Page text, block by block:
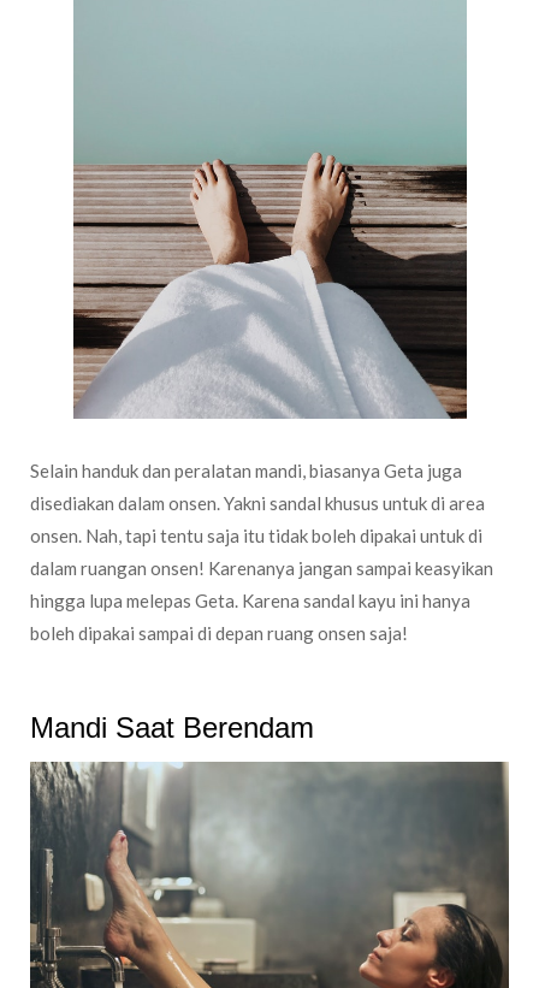
Selain handuk dan peralatan mandi, biasanya Geta juga
disediakan dalam onsen. Yakni sandal khusus untuk di area
onsen. Nah, tapi tentu saja itu tidak boleh dipakai untuk di
dalam ruangan onsen! Karenanya jangan sampai keasyikan
hingga lupa melepas Geta. Karena sandal kayu ini hanya
boleh dipakai sampai di depan ruang onsen saja!
Mandi Saat Berendam